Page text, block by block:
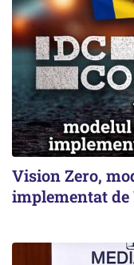
Vision Zero,
implementat de